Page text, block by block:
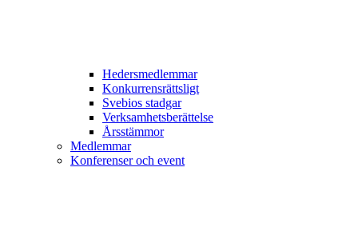
Hedersmedlemmar
Konkurrensrättsligt
Svebios stadgar
Verksamhetsberättelse
Årsstämmor
Medlemmar
Konferenser och event